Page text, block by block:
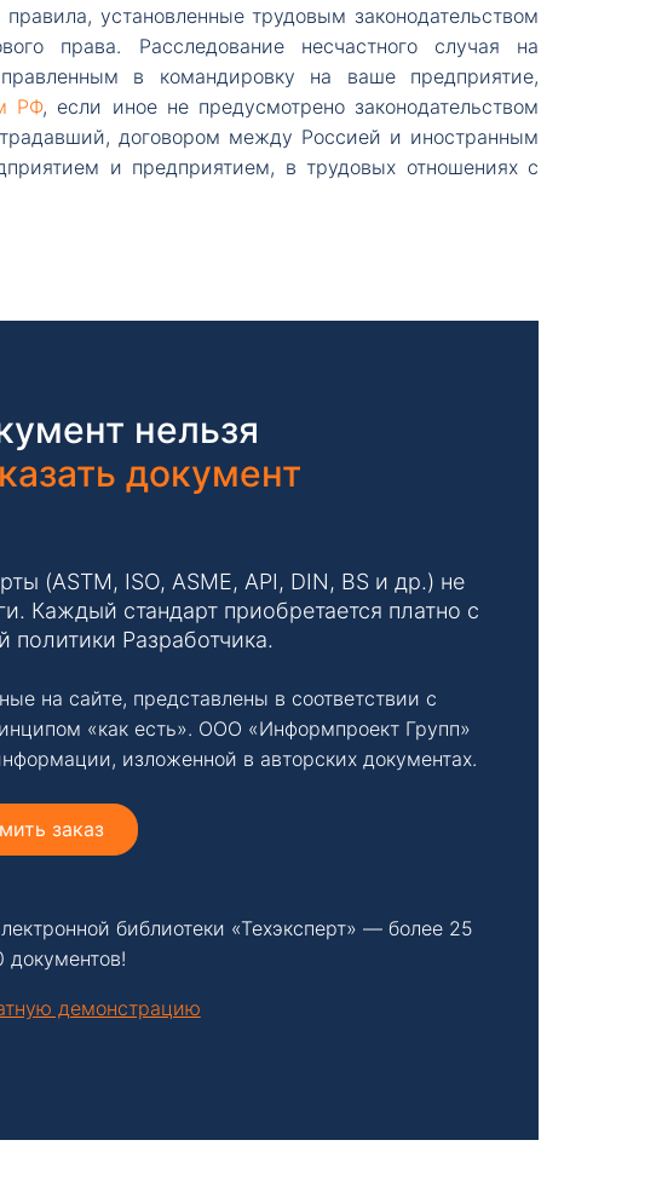
установленные трудовым законодательством
права. Расследование несчастного случая на
в командировку на ваше предприятие,
РФ, если иное не предусмотрено законодательством
договором между Россией и иностранным
и предприятием, в трудовых отношениях с
нельзя
документ
(ASTM, ISO, ASME, API, DIN, BS и др.) не
Каждый стандарт приобретается платно с
политики Разработчика.
на сайте, представлены в соответствии с
«как есть». ООО «Информпроект Групп»
изложенной в авторских документах.
заказ
библиотеки «Техэксперт» — более 25
документов!
демонстрацию